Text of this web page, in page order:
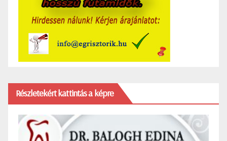
Részletekért kattintás a képre